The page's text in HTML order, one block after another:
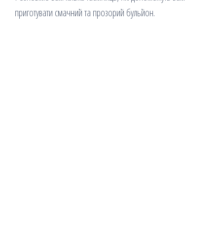
приготувати смачний та прозорий бульйон.